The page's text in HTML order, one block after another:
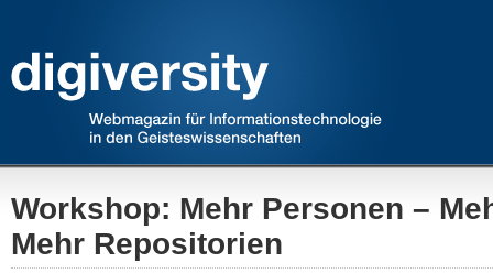
Workshop: Mehr Personen –
Mehr Repositorien